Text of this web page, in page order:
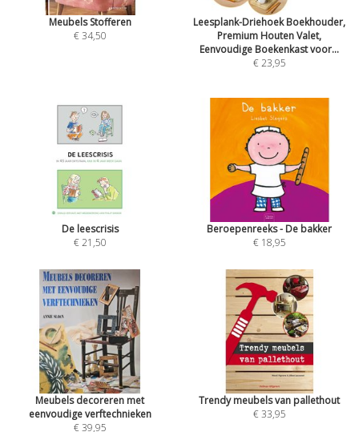
Meubels Stofferen
€ 34,50
Leesplank-Driehoek Boekhouder,
Premium Houten Valet,
Eenvoudige Boekenkast voor...
€ 23,95
De leescrisis
€ 21,50
Beroepenreeks - De bakker
€ 18,95
Meubels decoreren met
eenvoudige verftechnieken
€ 39,95
Trendy meubels van pallethout
€ 33,95